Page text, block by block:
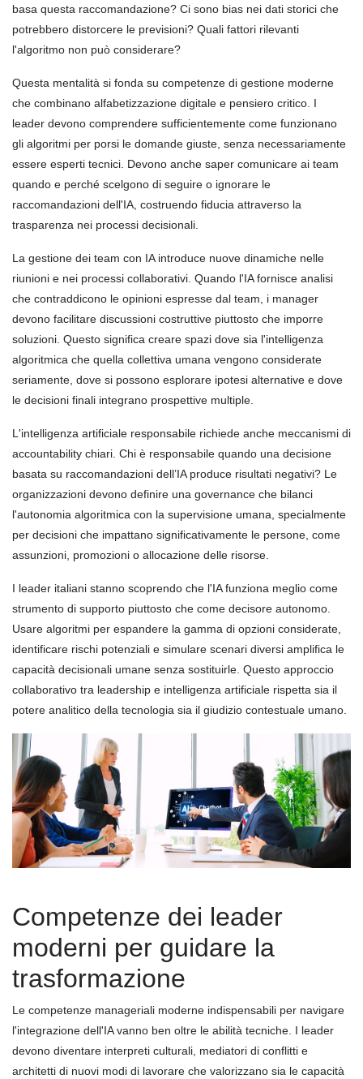
basa questa raccomandazione? Ci sono bias nei dati storici che
potrebbero distorcere le previsioni? Quali fattori rilevanti
l'algoritmo non può considerare?
Questa mentalità si fonda su competenze di gestione moderne
che combinano alfabetizzazione digitale e pensiero critico. I
leader devono comprendere sufficientemente come funzionano
gli algoritmi per porsi le domande giuste, senza necessariamente
essere esperti tecnici. Devono anche saper comunicare ai team
quando e perché scelgono di seguire o ignorare le
raccomandazioni dell'IA, costruendo fiducia attraverso la
trasparenza nei processi decisionali.
La gestione dei team con IA introduce nuove dinamiche nelle
riunioni e nei processi collaborativi. Quando l'IA fornisce analisi
che contraddicono le opinioni espresse dal team, i manager
devono facilitare discussioni costruttive piuttosto che imporre
soluzioni. Questo significa creare spazi dove sia l'intelligenza
algoritmica che quella collettiva umana vengono considerate
seriamente, dove si possono esplorare ipotesi alternative e dove
le decisioni finali integrano prospettive multiple.
L'intelligenza artificiale responsabile richiede anche meccanismi di
accountability chiari. Chi è responsabile quando una decisione
basata su raccomandazioni dell’IA produce risultati negativi? Le
organizzazioni devono definire una governance che bilanci
l'autonomia algoritmica con la supervisione umana, specialmente
per decisioni che impattano significativamente le persone, come
assunzioni, promozioni o allocazione delle risorse.
I leader italiani stanno scoprendo che l'IA funziona meglio come
strumento di supporto piuttosto che come decisore autonomo.
Usare algoritmi per espandere la gamma di opzioni considerate,
identificare rischi potenziali e simulare scenari diversi amplifica le
capacità decisionali umane senza sostituirle. Questo approccio
collaborativo tra leadership e intelligenza artificiale rispetta sia il
potere analitico della tecnologia sia il giudizio contestuale umano.
Competenze dei leader
moderni per guidare la
trasformazione
Le competenze manageriali moderne indispensabili per navigare
l'integrazione dell'IA vanno ben oltre le abilità tecniche. I leader
devono diventare interpreti culturali, mediatori di conflitti e
architetti di nuovi modi di lavorare che valorizzano sia le capacità